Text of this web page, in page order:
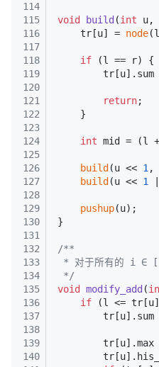
114
115
116
117
118
119
120
121
122
123
124
125
126
127
128
129
130
131
132
133
134
135
136
137
138
139
140
void build (int u,
    tr[u] =
node
if (l == r) {
tr[u].sum
return;
    }
int mid = (l
build (u << 1 ,
build (u << 1
pushup(u);
}
/**
* 对于所有的 i
*/
void
modify_add (
if (l <=
tr[u].sum
tr[u].max